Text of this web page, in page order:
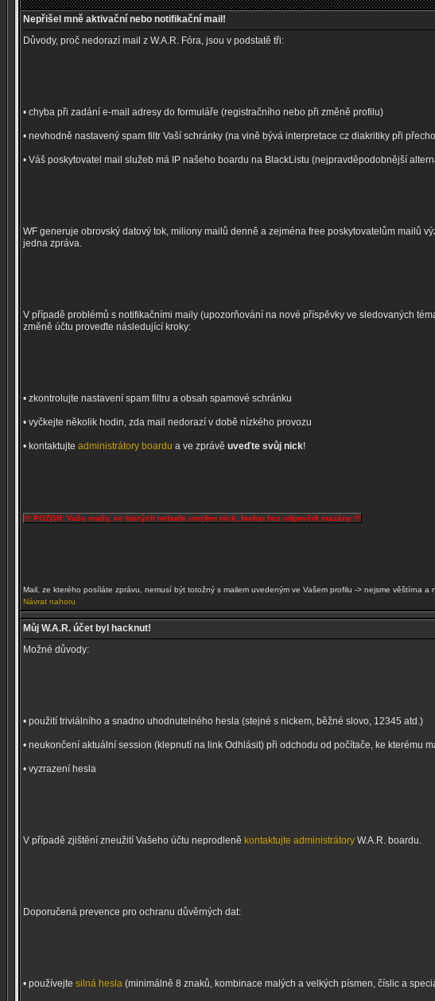
Nepřišel mně aktivační nebo notifikační mail!
Důvody, proč nedorazí mail z W.A.R. Fóra, jsou v podstatě tři:
• chyba při zadání e-mail adresy do formuláře (registračního nebo při změně profilu)
• nevhodně nastavený spam filtr Vaší schránky (na vině bývá interpretace cz diakritiky při
• Váš poskytovatel mail služeb má IP našeho boardu na BlackListu (nejpravděpodobnější
WF generuje obrovský datový tok, miliony mailů denně a zejména free poskytovatelům mailů
jedna zpráva.
V případě problémů s notifikačními maily (upozorňování na nové příspěvky ve sledovaných
změně účtu proveďte následující kroky:
• zkontrolujte nastavení spam filtru a obsah spamové schránku
• vyčkejte několik hodin, zda mail nedorazí v době nízkého provozu
• kontaktujte administrátory boardu a ve zprávě uveďte svůj nick!
!!! POZOR: Vaše maily, ve kterých nebude uveden nick, budou bez odpovědi mazány !!!
Mail, ze kterého posíláte zprávu, nemusí být totožný s mailem uvedeným ve Vašem profilu -> nejsme věštírna a
Návrat nahoru
Můj W.A.R. účet byl hacknut!
Možné důvody:
• použití triviálního a snadno uhodnutelného hesla (stejné s nickem, běžné slovo, 12345 atd.)
• neukončení aktuální session (klepnutí na link Odhlásit) při odchodu od počítače, ke kterému
• vyzrazení hesla
V případě zjištění zneužití Vašeho účtu neprodleně kontaktujte administrátory W.A.R. boardu.
Doporučená prevence pro ochranu důvěrných dat:
• používejte silná hesla (minimálně 8 znaků, kombinace malých a velkých písmen, číslic a